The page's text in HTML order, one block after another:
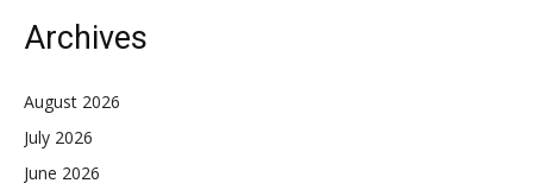
Archives
August 2026
July 2026
June 2026